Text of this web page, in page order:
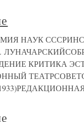
НАУК
КРИТИКА